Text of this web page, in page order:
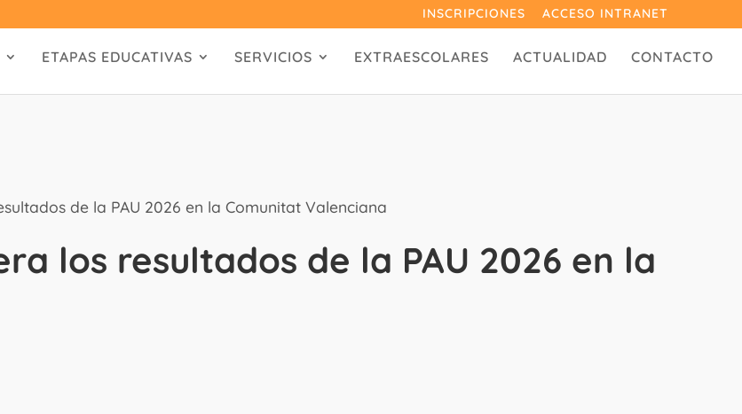
INSCRIPCIONES ACCESO INTRANET
ETAPAS EDUCATIVAS SERVICIOS EXTRAESCOLARES ACTUALIDAD CONTACTO
de la PAU 2026 en la Comunitat Valenciana
los resultados de la PAU 2026 en la